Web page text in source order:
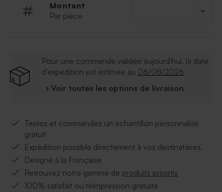
Montant
Par pièce
Pour une commande validée aujourd'hui, la date
d'expédition est estimée au 06/08/2026
› Voir toutes les options de livraison
Testez et commandez un échantillon personnalisé
gratuit
Expédition possible directement à vos destinataires.
Désigné à la Française
Retrouvez notre gamme de produits assortis
100% satisfait ou réimpression gratuite